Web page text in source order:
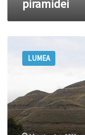
piramidei
piramidei
lume,
descoperită
în
Crimeea
LUMEA